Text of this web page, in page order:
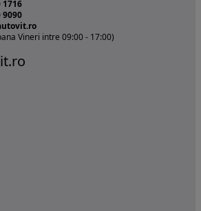
1716
9090
Vineri intre 09:00 - 17:00)